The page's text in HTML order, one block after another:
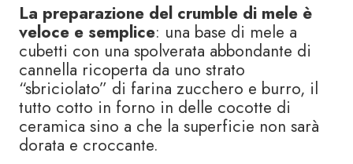
La preparazione del crumble di mele è
veloce e semplice: una base di mele a
cubetti con una spolverata abbondante di
cannella ricoperta da uno strato
“sbriciolato” di farina zucchero e burro, il
tutto cotto in forno in delle cocotte di
ceramica sino a che la superficie non sarà
dorata e croccante.